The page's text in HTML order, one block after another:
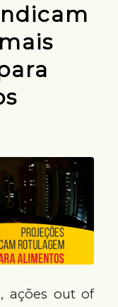
ações out of